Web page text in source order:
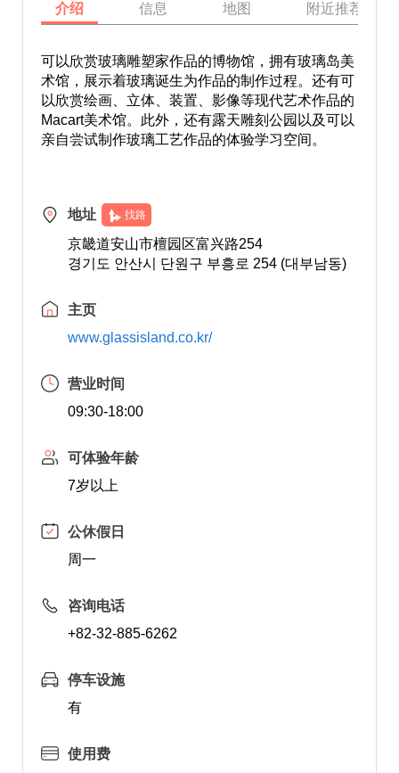
介绍 信息 地图 附近推荐景点
可以欣赏玻璃雕塑家作品的博物馆，拥有玻璃岛美
术馆，展示着玻璃诞生为作品的制作过程。还有可
以欣赏绘画、立体、装置、影像等现代艺术作品的
Macart美术馆。此外，还有露天雕刻公园以及可以
亲自尝试制作玻璃工艺作品的体验学习空间。
地址 找路
京畿道安山市檀园区富兴路254
경기도 안산시 단원구 부흥로 254 (대부남동)
主页
www.glassisland.co.kr/
营业时间
09:30-18:00
可体验年龄
7岁以上
公休假日
周一
咨询电话
+82-32-885-6262
停车设施
有
使用费